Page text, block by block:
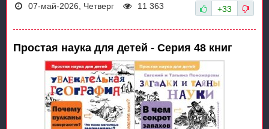
07-май-2026, Четверг 11 363 +33
Простая наука для детей - Серия 48 книг